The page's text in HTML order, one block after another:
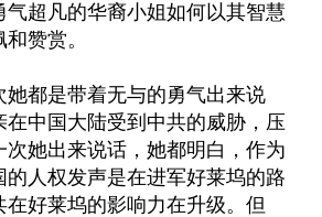
气超凡的华裔小姐如何以其智慧
赞赏。
她都是带着无与的勇气出来说
在中国大陆受到中共的威胁，压
次她出来说话，她都明白，作为
的人权发声是在进军好莱坞的路
好莱坞的影响力在升级。但